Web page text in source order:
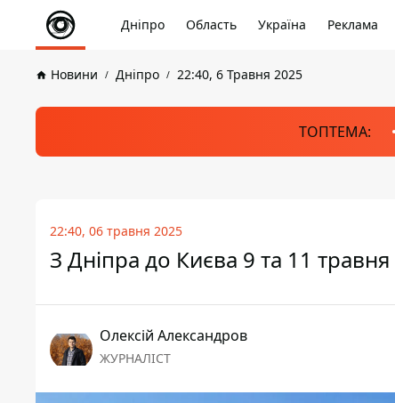
Дніпро Область Україна Реклама
Новини Дніпро 22:40, 6 Травня 2025
ТОПТЕМА:
22:40, 06 травня 2025
З Дніпра до Києва 9 та 11
Олексій Александров
ЖУРНАЛІСТ